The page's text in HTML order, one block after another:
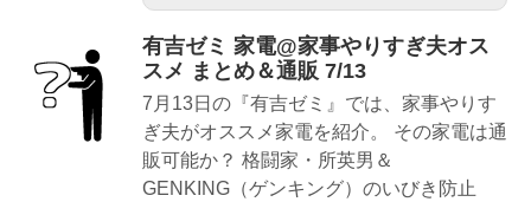
有吉ゼミ 家電@家事やりすぎ夫オス
スメ まとめ＆通販 7/13
7月13日の『有吉ゼミ』では、家事やりす
ぎ夫がオススメ家電を紹介。 その家電は通
販可能か？ 格闘家・所英男＆
GENKING（ゲンキング）のいびき防止